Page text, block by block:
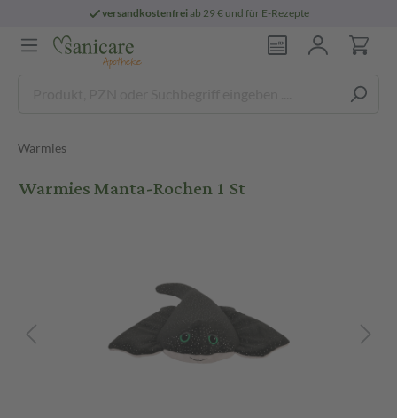
versandkostenfreiab 29 € und für E-Rezepte
Warmies
Warmies Manta-Rochen 1 St